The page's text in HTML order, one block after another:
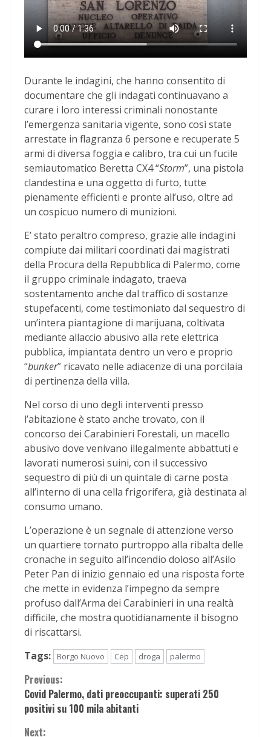
Durante le indagini, che hanno consentito di
documentare che gli indagati continuavano a
curare i loro interessi criminali nonostante
l’emergenza sanitaria vigente, sono così state
arrestate in flagranza 6 persone e recuperate 5
armi di diversa foggia e calibro, tra cui un fucile
semiautomatico Beretta CX4 “Storm”, una pistola
clandestina e una oggetto di furto, tutte
pienamente efficienti e pronte all’uso, oltre ad
un cospicuo numero di munizioni.
E’ stato peraltro compreso, grazie alle indagini
compiute dai militari coordinati dai magistrati
della Procura della Repubblica di Palermo, come
il gruppo criminale indagato, traeva
sostentamento anche dal traffico di sostanze
stupefacenti, come testimoniato dal sequestro di
un’intera piantagione di marijuana, coltivata
mediante allaccio abusivo alla rete elettrica
pubblica, impiantata dentro un vero e proprio
“bunker” ricavato nelle adiacenze di una porcilaia
di pertinenza della villa.
Nel corso di uno degli interventi presso
l’abitazione è stato anche trovato, con il
concorso dei Carabinieri Forestali, un macello
abusivo dove venivano illegalmente abbattuti e
lavorati numerosi suini, con il successivo
sequestro di più di un quintale di carne posta
all’interno di una cella frigorifera, già destinata al
consumo umano.
L’operazione è un segnale di attenzione verso
un quartiere tornato purtroppo alla ribalta delle
cronache in seguito all’incendio doloso all’Asilo
Peter Pan di inizio gennaio ed una risposta forte
che mette in evidenza l’impegno da sempre
profuso dall’Arma dei Carabinieri in una realtà
difficile, che mostra quotidianamente il bisogno
di riscattarsi.
Tags:
Borgo Nuovo Cep droga palermo
Continue
Reading
Previous:
Covid Palermo, dati preoccupanti: superati 250
positivi su 100 mila abitanti
Next: